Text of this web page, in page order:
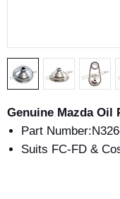
Genuine Mazda Oil
Part
Suits FC-FD &